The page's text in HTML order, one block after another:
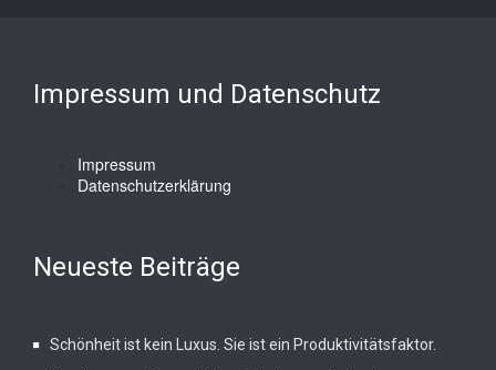
Impressum und Datenschutz
Impressum
Datenschutzerklärung
Neueste Beiträge
Schönheit ist kein Luxus. Sie ist ein Produktivitätsfaktor.